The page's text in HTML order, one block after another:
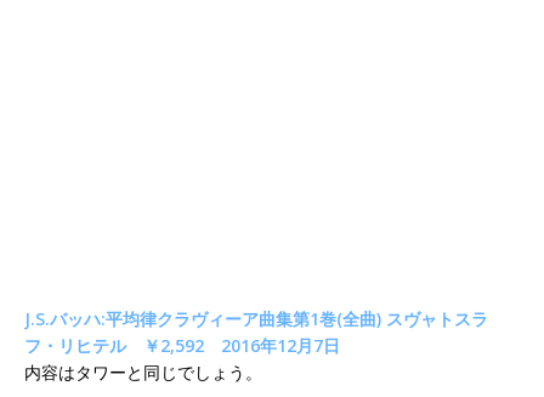
J.S.バッハ:平均律クラヴィーア曲集第1巻(全曲) スヴャトスラ
フ・リヒテル ￥2,592 2016年12月7日
内容はタワーと同じでしょう。